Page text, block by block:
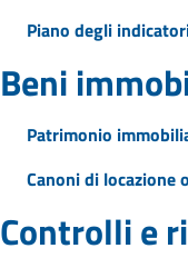
Piano degli
Beni
Patrimonio
Canoni di locazione
Controlli e